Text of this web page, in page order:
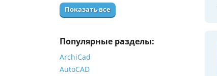
Показать все
Популярные разделы:
ArchiCad
AutoCAD